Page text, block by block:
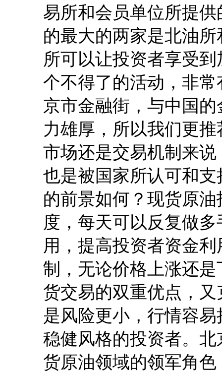
易所和会员单位所提
的最大的两家是北油
所可以让投资者享受
个不得了的活动，非
京市金融街，与中国
力雄厚，所以我们更
市场还是交易机制来
也是被国家所认可和
的前景如何？现货原
度，每天可以反复做
用，提高投资者资金
制，无论价格上涨还
货交易的双重优点，
是风险更小，行情容
稳健风格的投资者。
货原油领域的领军角